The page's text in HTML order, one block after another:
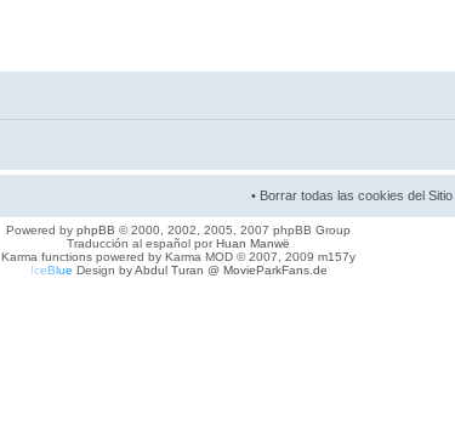
• Borrar todas las cookies del Sitio
Powered by phpBB © 2000, 2002, 2005, 2007 phpBB Group
Traducción al español porHuan Manwë
Karma functions powered by Karma MOD © 2007, 2009 m157y
IceBlue Design byAbdul Turan @ MovieParkFans.de